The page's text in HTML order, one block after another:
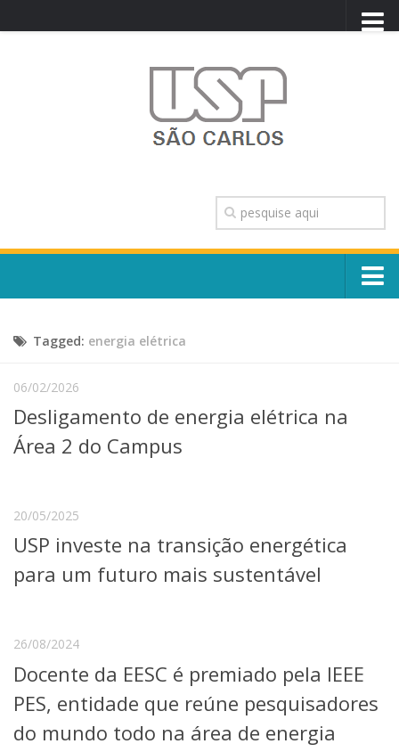
TRANSPARÊNCIA
OUVIDORIA
CONTATO
Escola, Institutos e Órgãos
Núcleos e Comissões
Telefones e Mapas
Pessoas
Educação a distância
Cursos de Extensão
Pesquisa e Inovação
Iniciação Científica
Transferência de Tecnologia
Extensão à Comunidade
Projetos, Programas e Cursos
Tagged: energia elétrica
06/02/2026
Desligamento de energia elétrica na
Área 2 do Campus
20/05/2025
USP investe na transição energética
para um futuro mais sustentável
26/08/2024
Docente da EESC é premiado pela IEEE
PES, entidade que reúne pesquisadores
do mundo todo na área de energia